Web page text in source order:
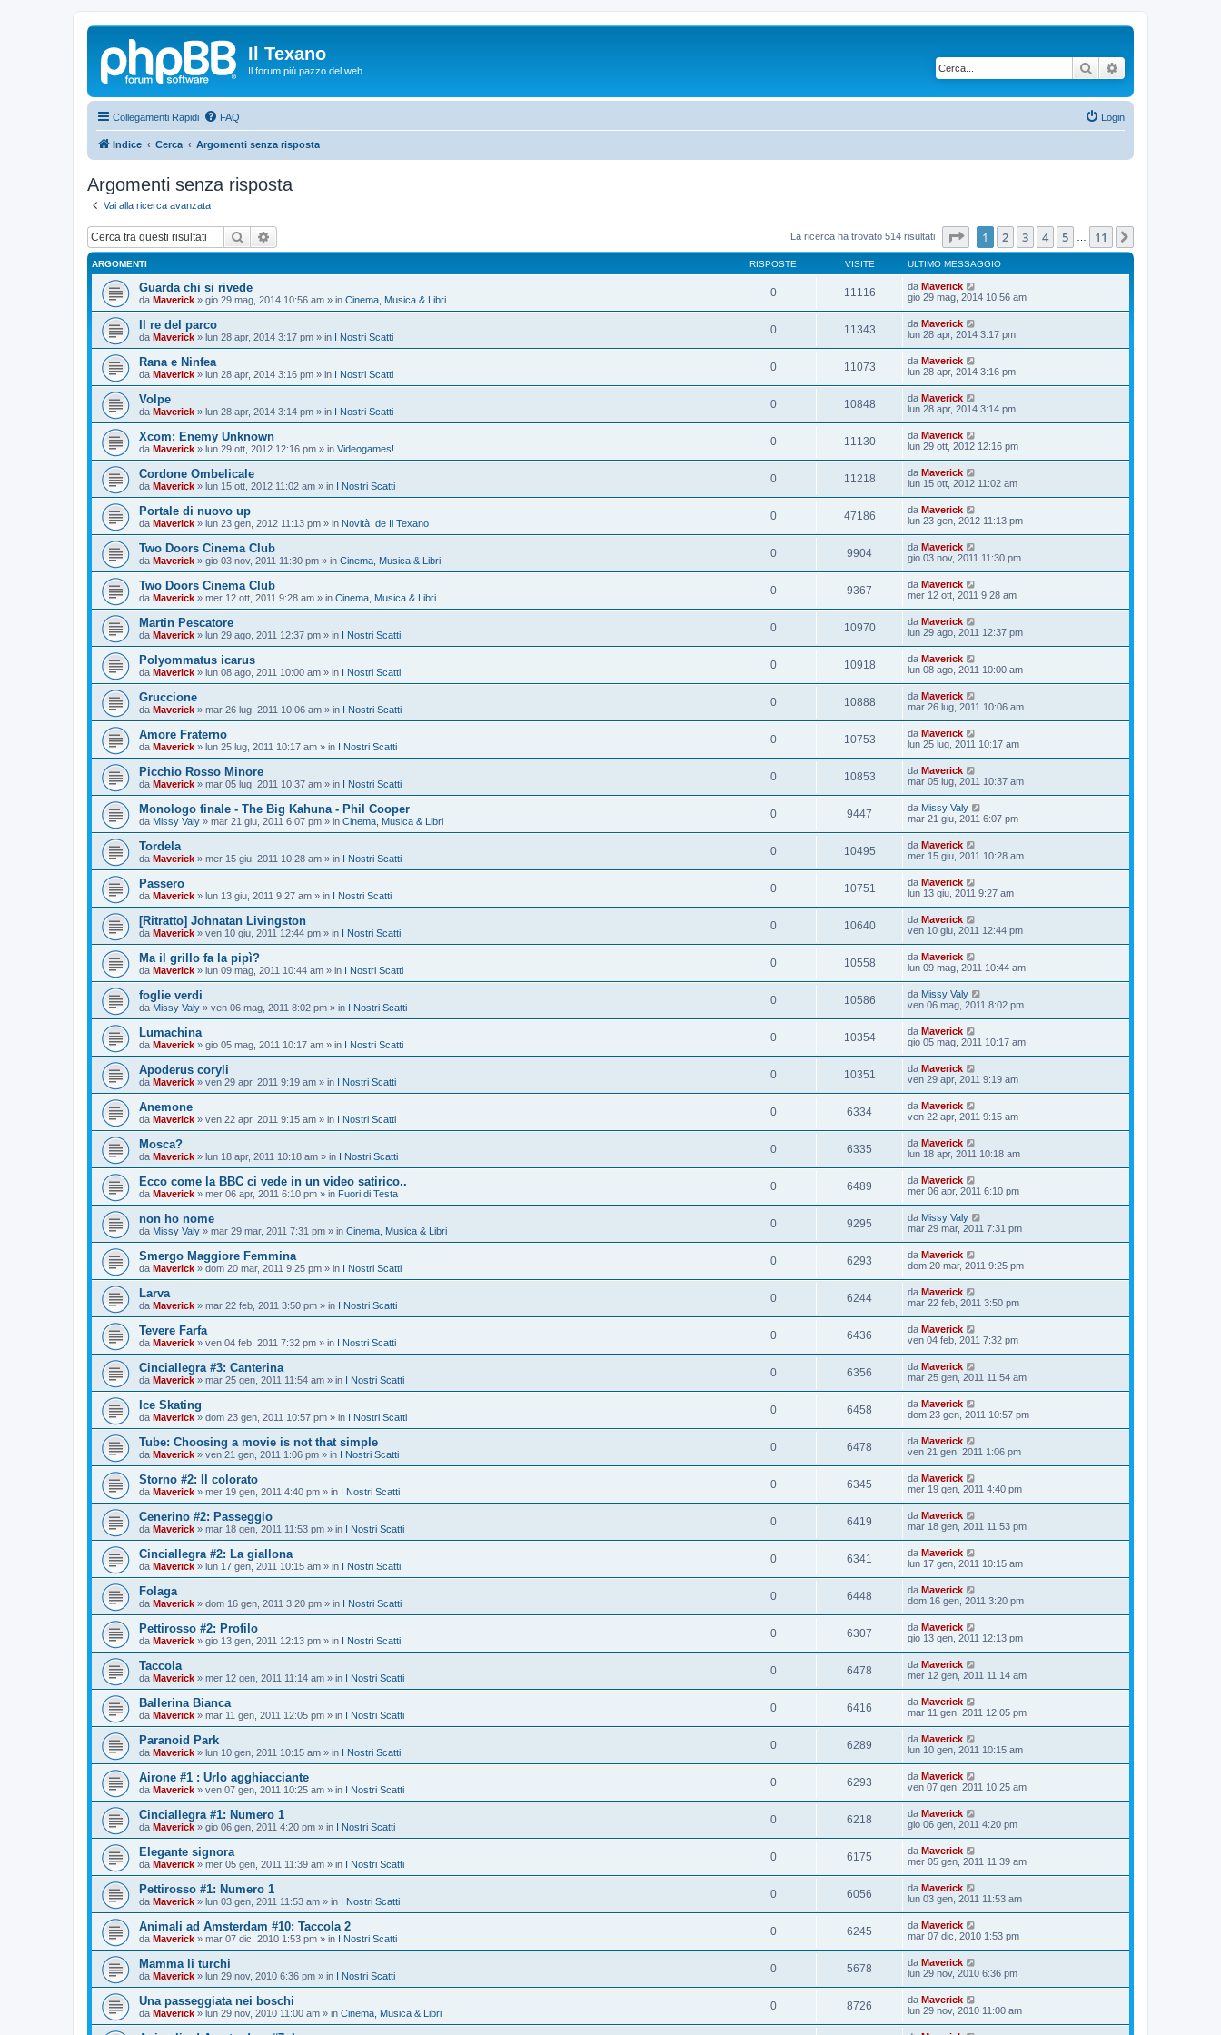
Il Texano
Il forum più pazzo del web Cerca
Collegamenti Rapidi FAQ Login
Indice Cerca Argomenti senza risposta
Argomenti senza risposta
Vai alla ricerca avanzata
Cerca La ricerca ha trovato 514 risultati Pagina1 di
1 2 3 4 5 11
ARGOMENTI RISPOSTE VISITE ULTIMO MESSAGGIO
Guarda chi si rivede
da Maverick » gio 29 mag, 2014 10:56 am » in Cinema, Musica & Libri
0 11116 da Maverick
gio 29 mag, 2014 10:56 am
Il re del parco
da Maverick » lun 28 apr, 2014 3:17 pm » in I Nostri Scatti
0 11343 da Maverick
lun 28 apr, 2014 3:17 pm
Rana e Ninfea
da Maverick » lun 28 apr, 2014 3:16 pm » in I Nostri Scatti
0 11073 da Maverick
lun 28 apr, 2014 3:16 pm
Volpe
da Maverick » lun 28 apr, 2014 3:14 pm » in I Nostri Scatti
0 10848 da Maverick
lun 28 apr, 2014 3:14 pm
Xcom: Enemy Unknown
da Maverick » lun 29 ott, 2012 12:16 pm » in Videogames!
0 11130 da Maverick
lun 29 ott, 2012 12:16 pm
Cordone Ombelicale
da Maverick » lun 15 ott, 2012 11:02 am » in I Nostri Scatti
0 11218 da Maverick
lun 15 ott, 2012 11:02 am
Portale di nuovo up
da Maverick » lun 23 gen, 2012 11:13 pm » in Novità de Il Texano
0 47186 da Maverick
lun 23 gen, 2012 11:13 pm
Two Doors Cinema Club
da Maverick » gio 03 nov, 2011 11:30 pm » in Cinema, Musica & Libri
0 9904 da Maverick
gio 03 nov, 2011 11:30 pm
Two Doors Cinema Club
da Maverick » mer 12 ott, 2011 9:28 am » in Cinema, Musica & Libri
0 9367 da Maverick
mer 12 ott, 2011 9:28 am
Martin Pescatore
da Maverick » lun 29 ago, 2011 12:37 pm » in I Nostri Scatti
0 10970 da Maverick
lun 29 ago, 2011 12:37 pm
Polyommatus icarus
da Maverick » lun 08 ago, 2011 10:00 am » in I Nostri Scatti
0 10918 da Maverick
lun 08 ago, 2011 10:00 am
Gruccione
da Maverick » mar 26 lug, 2011 10:06 am » in I Nostri Scatti
0 10888 da Maverick
mar 26 lug, 2011 10:06 am
Amore Fraterno
da Maverick » lun 25 lug, 2011 10:17 am » in I Nostri Scatti
0 10753 da Maverick
lun 25 lug, 2011 10:17 am
Picchio Rosso Minore
da Maverick » mar 05 lug, 2011 10:37 am » in I Nostri Scatti
0 10853 da Maverick
mar 05 lug, 2011 10:37 am
Monologo finale - The Big Kahuna - Phil Cooper
da Missy Valy » mar 21 giu, 2011 6:07 pm » in Cinema, Musica & Libri
0 9447 da Missy Valy
mar 21 giu, 2011 6:07 pm
Tordela
da Maverick » mer 15 giu, 2011 10:28 am » in I Nostri Scatti
0 10495 da Maverick
mer 15 giu, 2011 10:28 am
Passero
da Maverick » lun 13 giu, 2011 9:27 am » in I Nostri Scatti
0 10751 da Maverick
lun 13 giu, 2011 9:27 am
[Ritratto] Johnatan Livingston
da Maverick » ven 10 giu, 2011 12:44 pm » in I Nostri Scatti
0 10640 da Maverick
ven 10 giu, 2011 12:44 pm
Ma il grillo fa la pipì?
da Maverick » lun 09 mag, 2011 10:44 am » in I Nostri Scatti
0 10558 da Maverick
lun 09 mag, 2011 10:44 am
foglie verdi
da Missy Valy » ven 06 mag, 2011 8:02 pm » in I Nostri Scatti
0 10586 da Missy Valy
ven 06 mag, 2011 8:02 pm
Lumachina
da Maverick » gio 05 mag, 2011 10:17 am » in I Nostri Scatti
0 10354 da Maverick
gio 05 mag, 2011 10:17 am
Apoderus coryli
da Maverick » ven 29 apr, 2011 9:19 am » in I Nostri Scatti
0 10351 da Maverick
ven 29 apr, 2011 9:19 am
Anemone
da Maverick » ven 22 apr, 2011 9:15 am » in I Nostri Scatti
0 6334 da Maverick
ven 22 apr, 2011 9:15 am
Mosca?
da Maverick » lun 18 apr, 2011 10:18 am » in I Nostri Scatti
0 6335 da Maverick
lun 18 apr, 2011 10:18 am
Ecco come la BBC ci vede in un video satirico..
da Maverick » mer 06 apr, 2011 6:10 pm » in Fuori di Testa
0 6489 da Maverick
mer 06 apr, 2011 6:10 pm
non ho nome
da Missy Valy » mar 29 mar, 2011 7:31 pm » in Cinema, Musica & Libri
0 9295 da Missy Valy
mar 29 mar, 2011 7:31 pm
Smergo Maggiore Femmina
da Maverick » dom 20 mar, 2011 9:25 pm » in I Nostri Scatti
0 6293 da Maverick
dom 20 mar, 2011 9:25 pm
Larva
da Maverick » mar 22 feb, 2011 3:50 pm » in I Nostri Scatti
0 6244 da Maverick
mar 22 feb, 2011 3:50 pm
Tevere Farfa
da Maverick » ven 04 feb, 2011 7:32 pm » in I Nostri Scatti
0 6436 da Maverick
ven 04 feb, 2011 7:32 pm
Cinciallegra #3: Canterina
da Maverick » mar 25 gen, 2011 11:54 am » in I Nostri Scatti
0 6356 da Maverick
mar 25 gen, 2011 11:54 am
Ice Skating
da Maverick » dom 23 gen, 2011 10:57 pm » in I Nostri Scatti
0 6458 da Maverick
dom 23 gen, 2011 10:57 pm
Tube: Choosing a movie is not that simple
da Maverick » ven 21 gen, 2011 1:06 pm » in I Nostri Scatti
0 6478 da Maverick
ven 21 gen, 2011 1:06 pm
Storno #2: Il colorato
da Maverick » mer 19 gen, 2011 4:40 pm » in I Nostri Scatti
0 6345 da Maverick
mer 19 gen, 2011 4:40 pm
Cenerino #2: Passeggio
da Maverick » mar 18 gen, 2011 11:53 pm » in I Nostri Scatti
0 6419 da Maverick
mar 18 gen, 2011 11:53 pm
Cinciallegra #2: La giallona
da Maverick » lun 17 gen, 2011 10:15 am » in I Nostri Scatti
0 6341 da Maverick
lun 17 gen, 2011 10:15 am
Folaga
da Maverick » dom 16 gen, 2011 3:20 pm » in I Nostri Scatti
0 6448 da Maverick
dom 16 gen, 2011 3:20 pm
Pettirosso #2: Profilo
da Maverick » gio 13 gen, 2011 12:13 pm » in I Nostri Scatti
0 6307 da Maverick
gio 13 gen, 2011 12:13 pm
Taccola
da Maverick » mer 12 gen, 2011 11:14 am » in I Nostri Scatti
0 6478 da Maverick
mer 12 gen, 2011 11:14 am
Ballerina Bianca
da Maverick » mar 11 gen, 2011 12:05 pm » in I Nostri Scatti
0 6416 da Maverick
mar 11 gen, 2011 12:05 pm
Paranoid Park
da Maverick » lun 10 gen, 2011 10:15 am » in I Nostri Scatti
0 6289 da Maverick
lun 10 gen, 2011 10:15 am
Airone #1 : Urlo agghiacciante
da Maverick » ven 07 gen, 2011 10:25 am » in I Nostri Scatti
0 6293 da Maverick
ven 07 gen, 2011 10:25 am
Cinciallegra #1: Numero 1
da Maverick » gio 06 gen, 2011 4:20 pm » in I Nostri Scatti
0 6218 da Maverick
gio 06 gen, 2011 4:20 pm
Elegante signora
da Maverick » mer 05 gen, 2011 11:39 am » in I Nostri Scatti
0 6175 da Maverick
mer 05 gen, 2011 11:39 am
Pettirosso #1: Numero 1
da Maverick » lun 03 gen, 2011 11:53 am » in I Nostri Scatti
0 6056 da Maverick
lun 03 gen, 2011 11:53 am
Animali ad Amsterdam #10: Taccola 2
da Maverick » mar 07 dic, 2010 1:53 pm » in I Nostri Scatti
0 6245 da Maverick
mar 07 dic, 2010 1:53 pm
Mamma li turchi
da Maverick » lun 29 nov, 2010 6:36 pm » in I Nostri Scatti
0 5678 da Maverick
lun 29 nov, 2010 6:36 pm
Una passeggiata nei boschi
da Maverick » lun 29 nov, 2010 11:00 am » in Cinema, Musica & Libri
0 8726 da Maverick
lun 29 nov, 2010 11:00 am